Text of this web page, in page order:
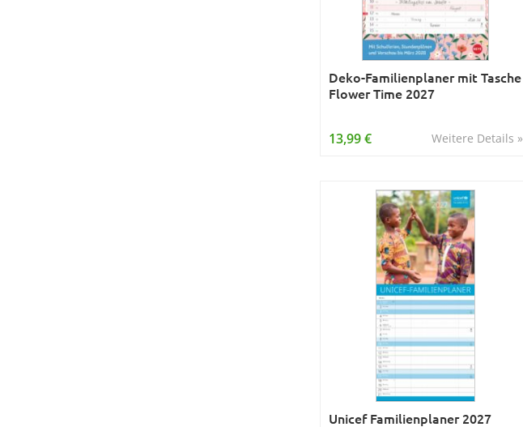
Deko-Familienplaner mit Tasche
Flower Time 2027
Weitere Details »
13,99 €
Unicef Familienplaner 2027